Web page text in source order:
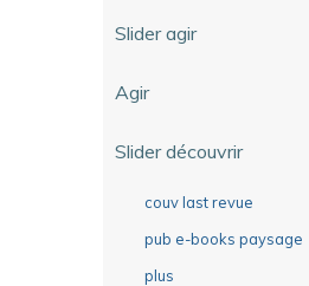
Slider agir
Agir
Slider découvrir
couv last revue
pub e-books paysage
plus